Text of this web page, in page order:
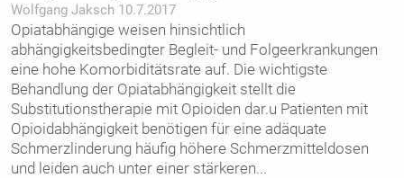
Wolfgang Jaksch 10.7.2017
Opiatabhängige weisen hinsichtlich
abhängigkeitsbedingter Begleit- und Folgeerkrankungen
eine hohe Komorbiditätsrate auf. Die wichtigste
Behandlung der Opiatabhängigkeit stellt die
Substitutionstherapie mit Opioiden dar.u Patienten mit
Opioidabhängigkeit benötigen für eine adäquate
Schmerzlinderung häufig höhere Schmerzmitteldosen
und leiden auch unter einer stärkeren...